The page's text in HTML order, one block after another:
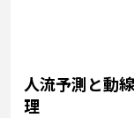
人流予測と動
理